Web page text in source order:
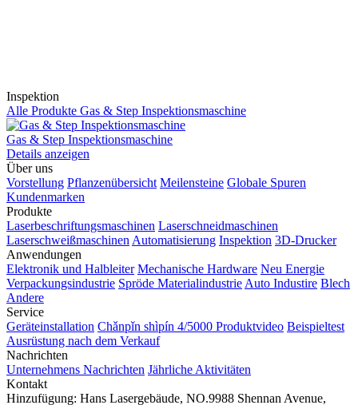
Inspektion
Alle Produkte Gas & Step Inspektionsmaschine
Gas & Step Inspektionsmaschine
Details anzeigen
Über uns
Vorstellung Pflanzenübersicht Meilensteine Globale Spuren
Kundenmarken
Produkte
Laserbeschriftungsmaschinen Laserschneidmaschinen
Laserschweißmaschinen Automatisierung Inspektion 3D-Drucker
Anwendungen
Elektronik und Halbleiter Mechanische Hardware Neu Energie
Verpackungsindustrie Spröde Materialindustrie Auto Industire Blech
Andere
Service
Geräteinstallation Chǎnpǐn shìpín 4/5000 Produktvideo Beispieltest
Ausrüstung nach dem Verkauf
Nachrichten
Unternehmens Nachrichten Jährliche Aktivitäten
Kontakt
Hinzufügung: Hans Lasergebäude, NO.9988 Shennan Avenue,